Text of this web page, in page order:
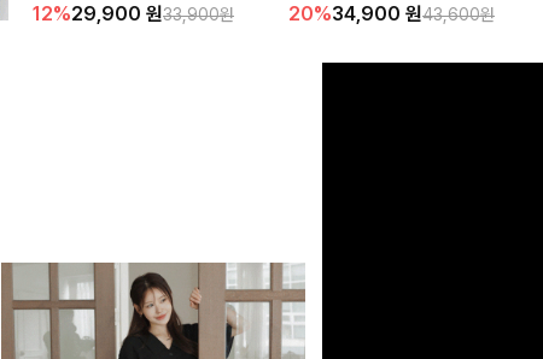
게 퍼지는 프릴 날개 소매가 우아한 포인트
12%29,900 원33,900원
없는 슬릿 카라 디자인이 얼굴선을 더욱 시
20%34,900 원43,600원